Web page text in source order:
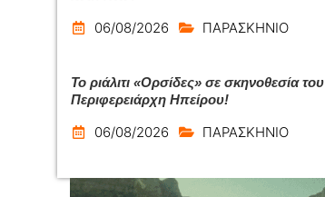
06/08/2026 ΠΑΡΑΣΚΗΝΙΟ
Το ριάλιτι «Ορσίδες» σε σκηνοθεσία του
Περιφερειάρχη Ηπείρου!
06/08/2026 ΠΑΡΑΣΚΗΝΙΟ